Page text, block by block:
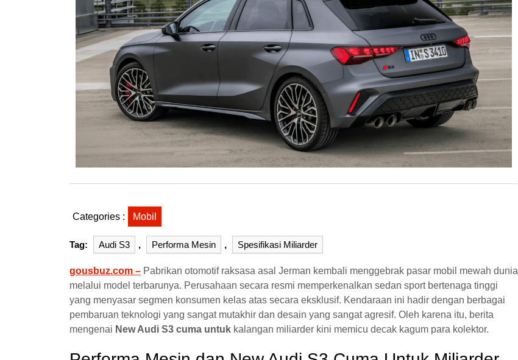
Categories : Mobil
Tag: Audi S3 , Performa Mesin , Spesifikasi Miliarder
gousbuz.com – Pabrikan otomotif raksasa asal Jerman kembali menggebrak pasar mobil mewah dunia
melalui model terbarunya. Perusahaan secara resmi memperkenalkan sedan sport bertenaga tinggi
yang menyasar segmen konsumen kelas atas secara eksklusif. Kendaraan ini hadir dengan berbagai
pembaruan teknologi yang sangat mutakhir dan desain yang sangat agresif. Oleh karena itu, berita
mengenai New Audi S3 cuma untuk kalangan miliarder kini memicu decak kagum para kolektor.